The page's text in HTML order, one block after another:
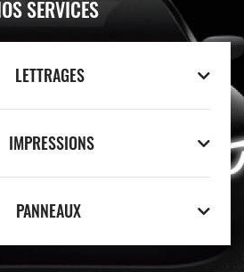
SERVICES
LETTRAGES
IMPRESSIONS
PANNEAUX